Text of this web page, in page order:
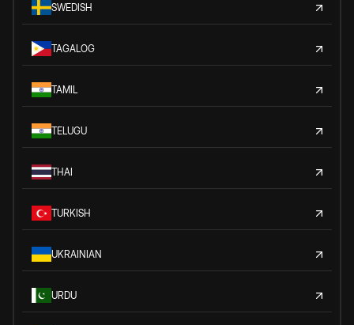
SWEDISH
TAGALOG
TAMIL
TELUGU
THAI
TURKISH
UKRAINIAN
URDU